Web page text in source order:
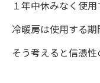
１年中休みなく使用
冷暖房は使用する期
そう考えると信憑性